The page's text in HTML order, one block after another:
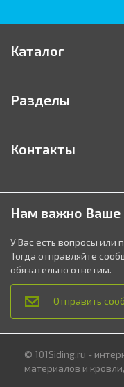
Каталог
Разделы
Контакты
Нам важно Ваше
У Вас есть вопросы или
Тогда отправляйте
обязательно ответим.
Отправить
© 101Siding.ru -
материалов и